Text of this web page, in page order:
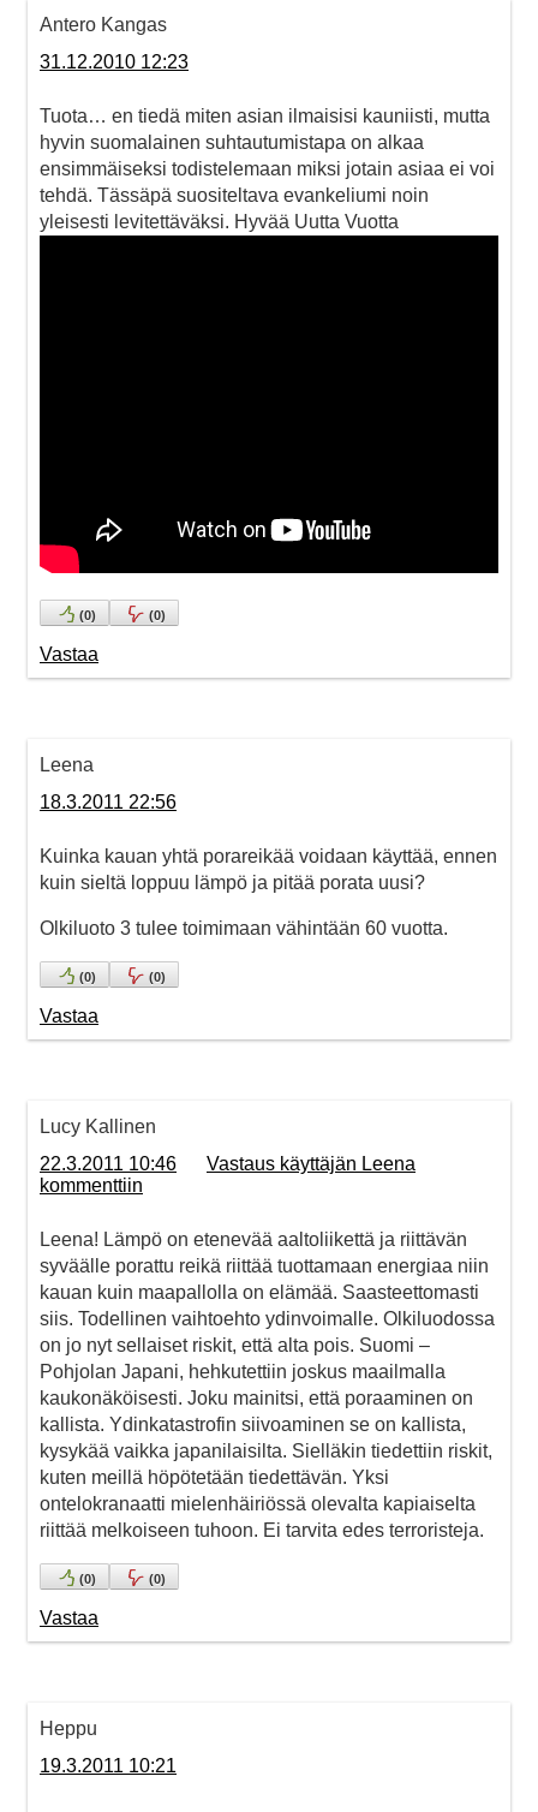
Antero Kangas
31.12.2010 12:23
Tuota… en tiedä miten asian ilmaisisi kauniisti, mutta
hyvin suomalainen suhtautumistapa on alkaa
ensimmäiseksi todistelemaan miksi jotain asiaa ei voi
tehdä. Tässäpä suositeltava evankeliumi noin
yleisesti levitettäväksi. Hyvää Uutta Vuotta
(0) (0)
Vastaa
Leena
18.3.2011 22:56
Kuinka kauan yhtä porareikää voidaan käyttää, ennen
kuin sieltä loppuu lämpö ja pitää porata uusi?
Olkiluoto 3 tulee toimimaan vähintään 60 vuotta.
(0) (0)
Vastaa
Lucy Kallinen
22.3.2011 10:46
Vastaus käyttäjän Leena
kommenttiin
Leena! Lämpö on etenevää aaltoliikettä ja riittävän
syväälle porattu reikä riittää tuottamaan energiaa niin
kauan kuin maapallolla on elämää. Saasteettomasti
siis. Todellinen vaihtoehto ydinvoimalle. Olkiluodossa
on jo nyt sellaiset riskit, että alta pois. Suomi –
Pohjolan Japani, hehkutettiin joskus maailmalla
kaukonäköisesti. Joku mainitsi, että poraaminen on
kallista. Ydinkatastrofin siivoaminen se on kallista,
kysykää vaikka japanilaisilta. Sielläkin tiedettiin riskit,
kuten meillä höpötetään tiedettävän. Yksi
ontelokranaatti mielenhäiriössä olevalta kapiaiselta
riittää melkoiseen tuhoon. Ei tarvita edes terroristeja.
(0) (0)
Vastaa
Heppu
19.3.2011 10:21